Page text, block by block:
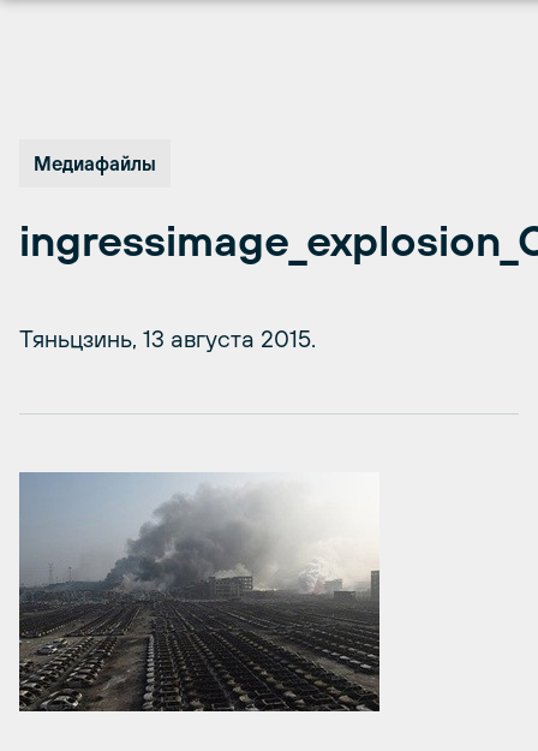
Медиафайлы
Тяньцзинь, 13 августа 2015.